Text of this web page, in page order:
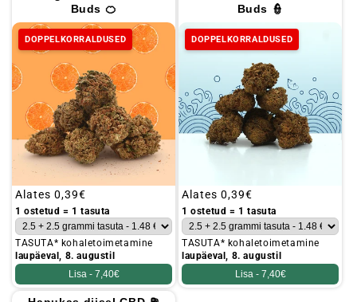
Buds 🍊
DOPPELKORRALDUSED
Tavaline
hind
Alates 0,39€
1 ostetud = 1 tasuta
TASUTA* kohaletoimetamine
laupäeval, 8. augustil
Lisa - 7,40€
Buds 👮
DOPPELKORRALDUSED
Tavaline
hind
Alates 0,39€
1 ostetud = 1 tasuta
TASUTA* kohaletoimetamine
laupäeval, 8. augustil
Lisa - 7,40€